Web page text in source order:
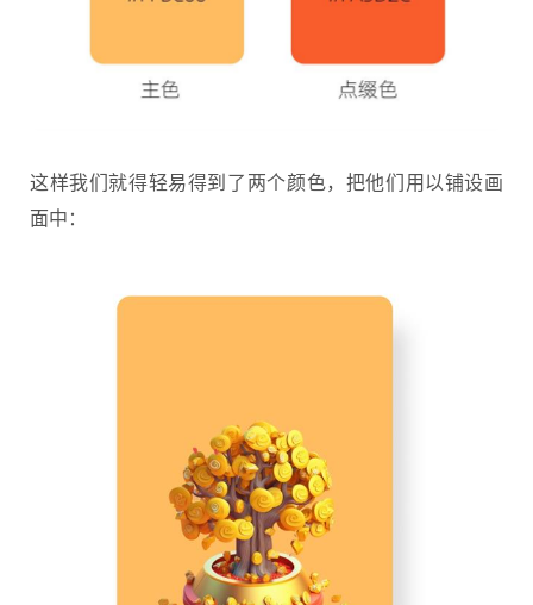
这样我们就得轻易得到了两个颜色，把他们用以铺设画
面中：